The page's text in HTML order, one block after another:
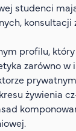
studenci
konsultacji
profilu,
zarówno w
żywienia